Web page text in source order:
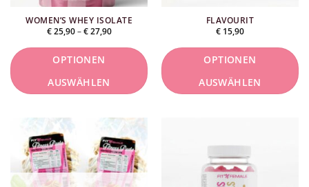
Produktseite
ausgewählt
werden.
WOMEN’S WHEY ISOLATE
€25,90 – €27,90Preisspanne:
bis
€ 27,90
OPTIONEN
AUSWÄHLEN
mehreren
FLAVOURIT
€ 15,90
OPTIONEN
AUSWÄHLEN
mehreren